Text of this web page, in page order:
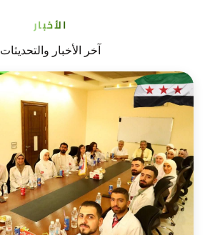
الأخبار
آخر الأخبار والتحديثات